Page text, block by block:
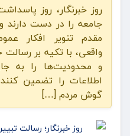
️روز خبرنگار، روز
جامعه را در دست دارند
مقدم تنویر افکار
واقعی، با تکیه بر
و محدودیت‌ها را به
اطلاعات را تضمین
گوش مردم […]